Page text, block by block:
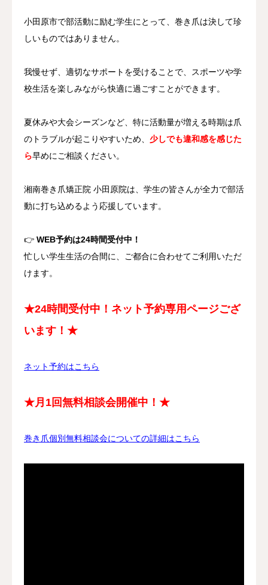
小田原市で部活動に励む学生にとって、巻き爪は決して珍
しいものではありません。
我慢せず、適切なサポートを受けることで、スポーツや学
校生活を楽しみながら快適に過ごすことができます。
夏休みや大会シーズンなど、特に活動量が増える時期は爪
のトラブルが起こりやすいため、 少しでも違和感を感じた
ら早めにご相談ください。
湘南巻き爪矯正院 小田原院は、学生の皆さんが全力で部活
動に打ち込めるよう応援しています。
👉 WEB予約は24時間受付中！
忙しい学生生活の合間に、ご都合に合わせてご利用いただ
けます。
★24時間受付中！ネット予約専用ページござ
います！★
ネット予約はこちら
★月1回無料相談会開催中！★
巻き爪個別無料相談会についての詳細はこちら